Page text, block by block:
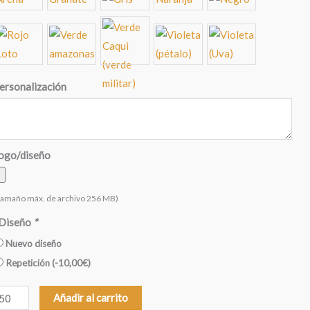
diseño
máx. de archivo 256 MB)
*
Nuevo diseño
Repetición (-10,00€)
Añadir al carrito